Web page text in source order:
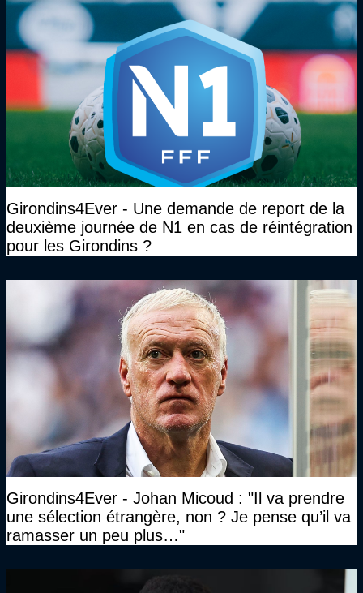
Girondins4Ever - Une demande de report de la
deuxième journée de N1 en cas de réintégration
pour les Girondins ?
Girondins4Ever - Johan Micoud : "Il va prendre
une sélection étrangère, non ? Je pense qu’il va
ramasser un peu plus…"